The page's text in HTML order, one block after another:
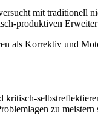
mit traditionell
produktiven
als Korrektiv und
zu meistern